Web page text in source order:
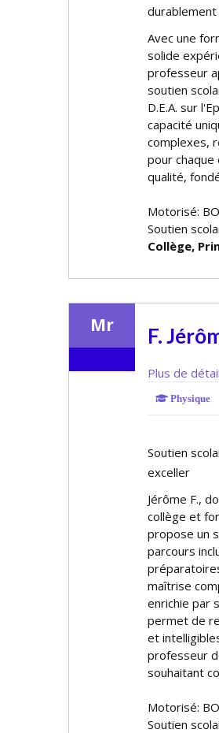
durablement
Avec une
solide
professeur
soutien
D.E.A. sur
capacité
complexes,
pour chaque
qualité,
Motorisé:
Soutien
Collège,
Mr F.
Plus de
Physique
Soutien
exceller
Jérôme F.,
collège et
propose un
parcours
maîtrise
enrichie par
permet de
et
professeur
souhaitant
Motorisé:
Soutien